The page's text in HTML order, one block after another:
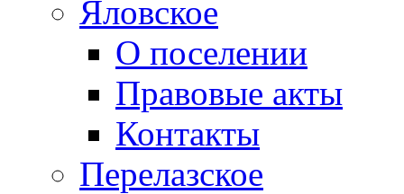
Яловское
О поселении
Правовые акты
Контакты
Перелазское